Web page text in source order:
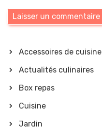
Accessoires de cuisine
Actualités culinaires
Box repas
Cuisine
Jardin